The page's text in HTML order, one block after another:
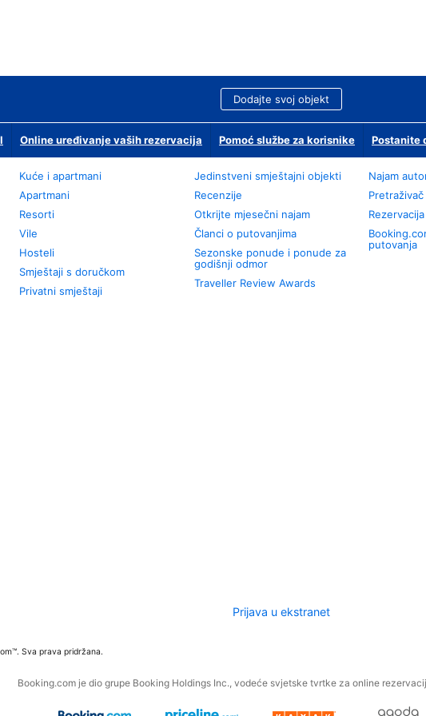
Dodajte svoj objekt
Online uređivanje vaših rezervacija Pomoć službe za korisnike Postanite
Kuće i apartmani
Apartmani
Resorti
Vile
Hosteli
Smještaji s doručkom
Privatni smještaji
Jedinstveni smještajni objekti
Recenzije
Otkrijte mjesečni najam
Članci o putovanjima
Sezonske ponude i ponude za
godišnji odmor
Traveller Review Awards
Najam
putovanja
Prijava u ekstranet
Sva prava pridržana.
Booking.com je dio grupe Booking Holdings Inc., vodeće svjetske tvrtke za online